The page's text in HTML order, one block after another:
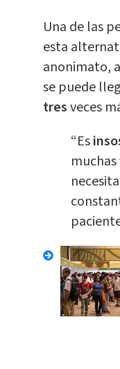
Una de las
esta
anonimato,
se puede
tresveces
“Es
muchas